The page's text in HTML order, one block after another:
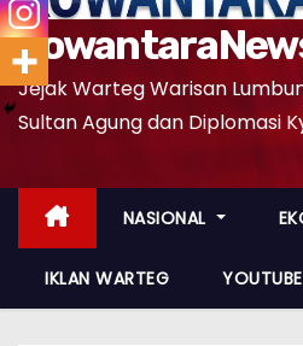
e
t Jejak Warteg Warisan
Sultan Agung dan Diplomasi
NASIONAL
IKLAN WARTEG YOUTUBE